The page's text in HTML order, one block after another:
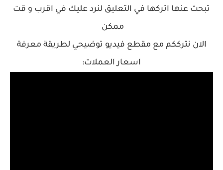
تبحث عنها اتركها في التعليق لنرد عليك في اقرب و قت
ممكن
الان نترككم مع مقطع فيديو توضيحي لطريقة معرفة
اسعار العملات: